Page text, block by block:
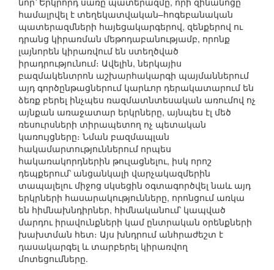
համալրվել է տեղեկատվական–հոգեբանական
պատերազմների հայեցակարգերով, զենքերով ու
դրանց կիրառման մեթոդաբանությամբ, որոնք
լայնորեն կիրառվում են ստեղծված
իրադրությունում։ Ավելին, ներկայիս
բազմակենտրոն աշխարհակարգի պայմաններում
այդ գործընթացներում կարևոր դերակատարում են
ձեռք բերել ինչպես ռազմատնտեսական առումով ոչ
այնքան առաջատար երկրները, այնպես էլ մեծ
ռեսուրսների տիրապետող ոչ պետական
կառույցները։ Նման բազմապլան
հակամարտություններում որպես
հակառակորդներին թուլացնելու, իսկ որոշ
դեպքերում՝ անցանկալի վարչակազմերին
տապալելու միջոց սկսեցին օգտագործվել նաև այդ
երկրների հասարակությունները, որոնցում առկա
են հիմնախնդիրներ, հիմնականում՝ կապված
մարդու իրավունքների կամ ընտրական օրենքների
խախտման հետ։ Այս խնդրում անհրաժեշտ է
դասակարգել և տարբերել կիրառվող
մոտեցումները.